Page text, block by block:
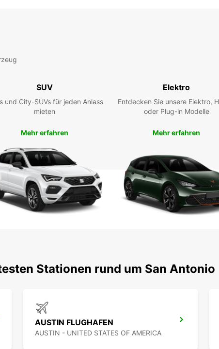
San
und
Sie
SUV
und City-SUVs für jeden Anlass
mieten
Mehr erfahren
Elektro
Entdecken Sie unsere Elektro,
oder Plug-in Modelle
Mehr erfahren
Stationen rund um San Antonio
AUSTIN FLUGHAFEN
AUSTIN - UNITED STATES OF AMERICA